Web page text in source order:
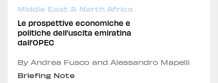
Middle East & North Africa
Le prospettive economiche e
politiche dell’uscita emiratina
dall’OPEC
By Andrea Fusco and Alessandro Mapelli
Briefing Note